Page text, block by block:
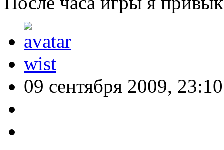
wist
09 сентября 2009, 23:10